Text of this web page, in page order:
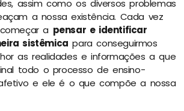
assim como os diversos problemas
a nossa existência. Cada vez
a pensar e identificar
sistêmica para conseguirmos
as realidades e informações a que
todo o processo de ensino-
e ele é o que compõe a nossa